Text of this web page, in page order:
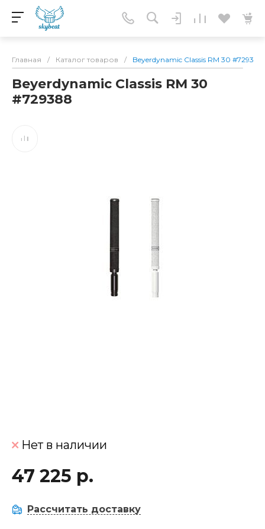
Главная / Каталог товаров / Beyerdynamic Classis RM 30 #729388
Beyerdynamic Classis RM 30
#729388
Нет в наличии
47 225 р.
Рассчитать доставку